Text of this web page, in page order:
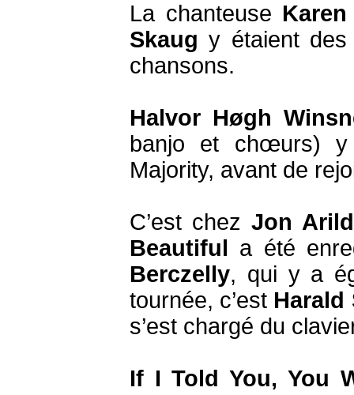
La chanteuse
Skaug y étaient
chansons.
Halvor Høgh
banjo et chœurs) y
Majority, avant de
C’est chezJon
Beautiful a été
Berczelly, qui y a
tournée, c’est Harald
s’est chargé du
If I Told You, You